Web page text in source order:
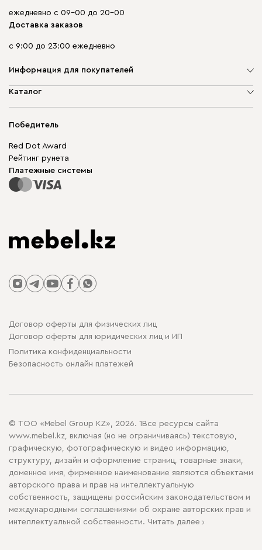
ежедневно с 09-00 до 20-00
Доставка заказов
с 9:00 до 23:00 ежедневно
Информация для покупателей
О компании
Гарантия
Для бизнеса
Карта сайта
Каталог
Корпусная мебель
Модульная мебель
Столы и стулья
Победитель
Red Dot Award
Рейтинг рунета
Платежные системы
Договор оферты для физических лиц
Договор оферты для юридических лиц и ИП
Политика конфиденциальности
Безопасность онлайн платежей
© ТОО «Mebel Group KZ», 2026. 1Все ресурсы сайта
www.mebel.kz, включая (но не ограничиваясь) текстовую,
графическую, фотографическую и видео информацию,
структуру, дизайн и оформление страниц, товарные знаки,
доменное имя, фирменное наименование являются объектами
авторского права и прав на интеллектуальную
собственность, защищены российским законодательством и
международными соглашениями об охране авторских прав и
интеллектуальной собственности. Читать далее